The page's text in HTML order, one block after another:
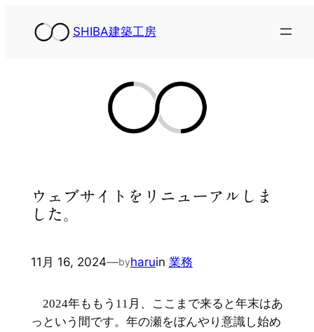
SHIBA建築工房
ウェブサイトをリニューアルしま
した。
11月 16, 2024—byharuin 業務
2024年ももう11月、ここまで来ると年末はあ
っという間です。年の瀬をぼんやり意識し始め